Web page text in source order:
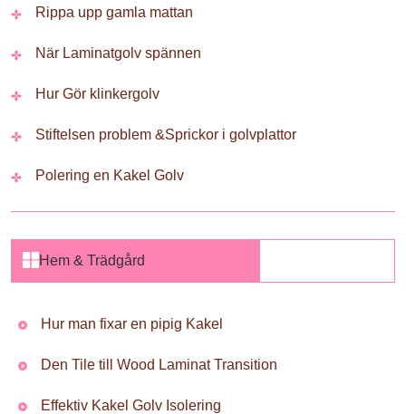
Rippa upp gamla mattan
När Laminatgolv spännen
Hur Gör klinkergolv
Stiftelsen problem &Sprickor i golvplattor
Polering en Kakel Golv
Hem & Trädgård
Hur man fixar en pipig Kakel
Den Tile till Wood Laminat Transition
Effektiv Kakel Golv Isolering